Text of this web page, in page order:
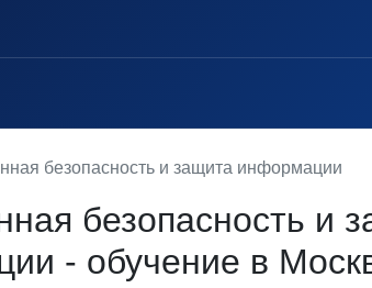
безопасность и защита информации
безопасность и
- обучение в